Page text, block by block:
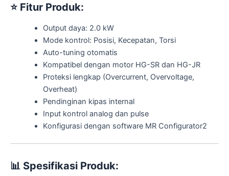
⭐ Fitur Produk:
Output daya: 2.0 kW
Mode kontrol: Posisi, Kecepatan, Torsi
Auto-tuning otomatis
Kompatibel dengan motor HG-SR dan HG-JR
Proteksi lengkap (Overcurrent, Overvoltage,
Overheat)
Pendinginan kipas internal
Input kontrol analog dan pulse
Konfigurasi dengan software MR Configurator2
📊 Spesifikasi Produk: